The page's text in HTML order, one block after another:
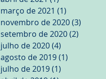
março de 2021 (1)
novembro de 2020(3)
setembro de 2020(2)
julho de 2020(4)
agosto de 2019(1)
julho de 2019(1)